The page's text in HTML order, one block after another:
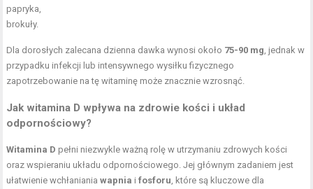
papryka,
brokuły.
Dla dorosłych zalecana dzienna dawka wynosi około 75-90 mg, jednak w
przypadku infekcji lub intensywnego wysiłku fizycznego
zapotrzebowanie na tę witaminę może znacznie wzrosnąć.
Jak witamina D wpływa na zdrowie kości i układ
odpornościowy?
Witamina D pełni niezwykle ważną rolę w utrzymaniu zdrowych kości
oraz wspieraniu układu odpornościowego. Jej głównym zadaniem jest
ułatwienie wchłanianiawapnia ifosforu, które są kluczowe dla